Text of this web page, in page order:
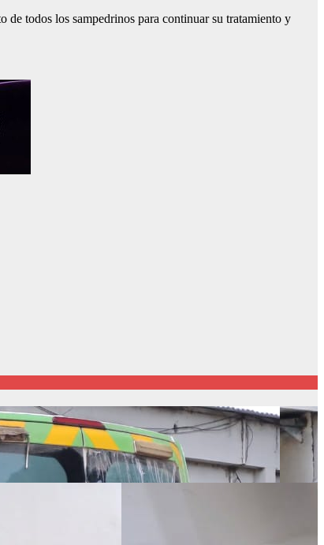
todos los sampedrinos para continuar su tratamiento y